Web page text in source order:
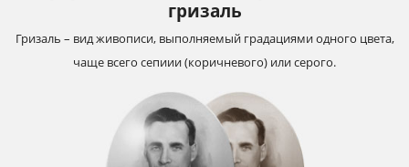
гризаль
Гризаль – вид живописи, выполняемый градациями одного цвета,
чаще всего сепиии (коричневого) или серого.